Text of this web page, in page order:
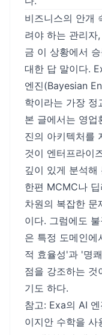
비즈니스의 안개
려야 하는 관리자
금 이 상황에서
대한 답 말이다.
엔진(Bayesian
학이라는 가장 정
본 글에서는 영업
진의 아키텍처를
것이 엔터프라이
깊이 있게 분석해
한편 MCMC나
차원의 복잡한 문
이다. 그럼에도
은 특정 도메인
적 효율성'과 '명
점을 강조하는 것
기도 하다.
참고: Exa의 AI
이지안 수학을 사